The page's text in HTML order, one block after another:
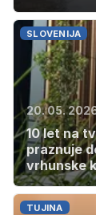
SLOVENIJA
20. 05.
10 let na
praznuje
vrhunske
TUJINA